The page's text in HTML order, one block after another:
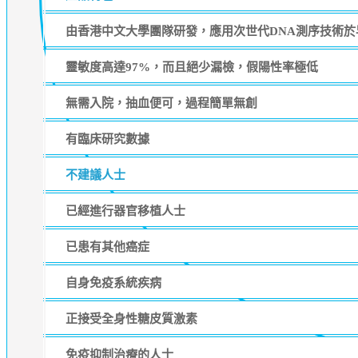
由香港中文大學團隊研發，應用次世代DNA測序技術
靈敏度高達97%，而且絕少漏檢，假陽性率極低
無需入院，抽血便可，過程簡單無創
有臨床研究數據
不建議人士
已經進行器官移植人士
已患有其他癌症
自身免疫系統疾病
正接受全身性糖皮質激素
免疫抑制治療的人士